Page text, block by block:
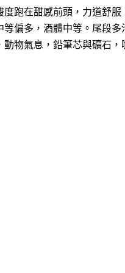
跑在甜感前頭，力道舒
偏多，酒體中等。 尾段多
物氣息，鉛筆芯與礦石